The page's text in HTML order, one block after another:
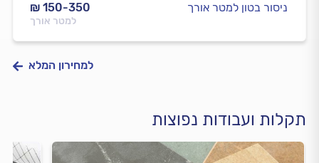
₪ 150-350
למטר אורך
ניסור בטון למטר אורך
למחירון המלא
תקלות ועבודות נפוצות